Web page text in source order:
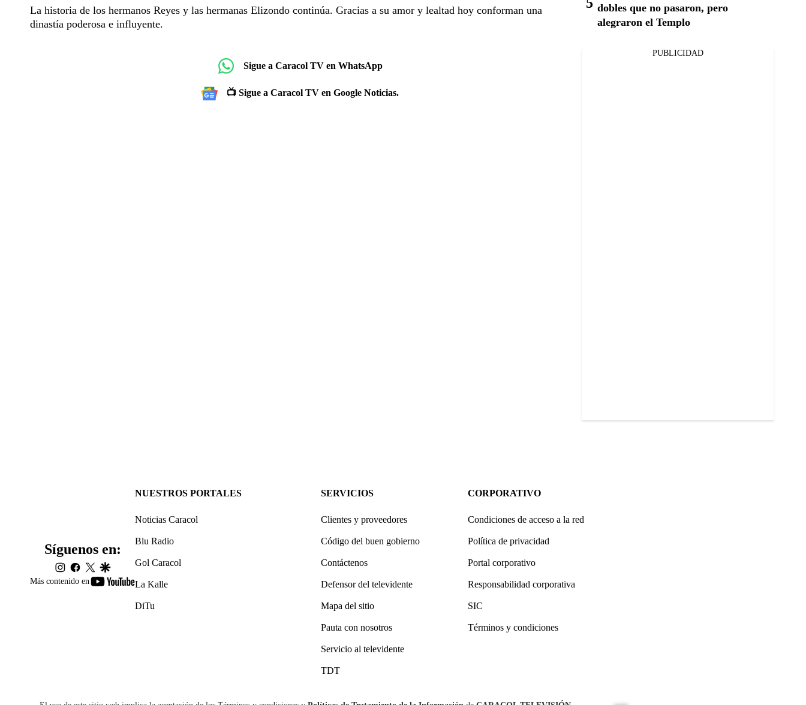
La historia de los hermanos Reyes y las hermanas Elizondo continúa. Gracias a su amor y lealtad hoy conforman una
dinastía poderosa e influyente.
Sigue a Caracol TV en WhatsApp
📺 Sigue a Caracol TV en Google Noticias.
dobles que no pasaron, pero
alegraron el Templo
PUBLICIDAD
Más contenido en
youtube-
Síguenos en:
instagram
facebook
twittergoogle
NUESTROS PORTALES
Noticias Caracol
Blu Radio
Gol Caracol
La Kalle
DiTu
SERVICIOS
Clientes y proveedores
Código del buen gobierno
Contáctenos
Defensor del televidente
Mapa del sitio
Pauta con nosotros
Servicio al televidente
TDT
CORPORATIVO
Condiciones de acceso a la red
Política de privacidad
Portal corporativo
Responsabilidad corporativa
SIC
Términos y condiciones